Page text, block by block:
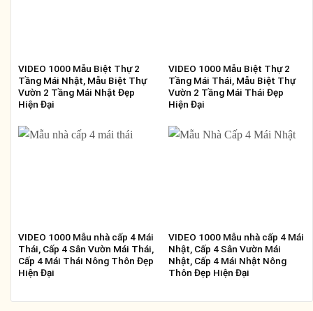
VIDEO 1000 Mẫu Biệt Thự 2
Tầng Mái Nhật, Mẫu Biệt Thự
Vườn 2 Tầng Mái Nhật Đẹp
Hiện Đại
VIDEO 1000 Mẫu Biệt Thự 2
Tầng Mái Thái, Mẫu Biệt Thự
Vườn 2 Tầng Mái Thái Đẹp
Hiện Đại
VIDEO 1000 Mẫu nhà cấp 4 Mái
Thái, Cấp 4 Sân Vườn Mái Thái,
Cấp 4 Mái Thái Nông Thôn Đẹp
Hiện Đại
VIDEO 1000 Mẫu nhà cấp 4 Mái
Nhật, Cấp 4 Sân Vườn Mái
Nhật, Cấp 4 Mái Nhật Nông
Thôn Đẹp Hiện Đại